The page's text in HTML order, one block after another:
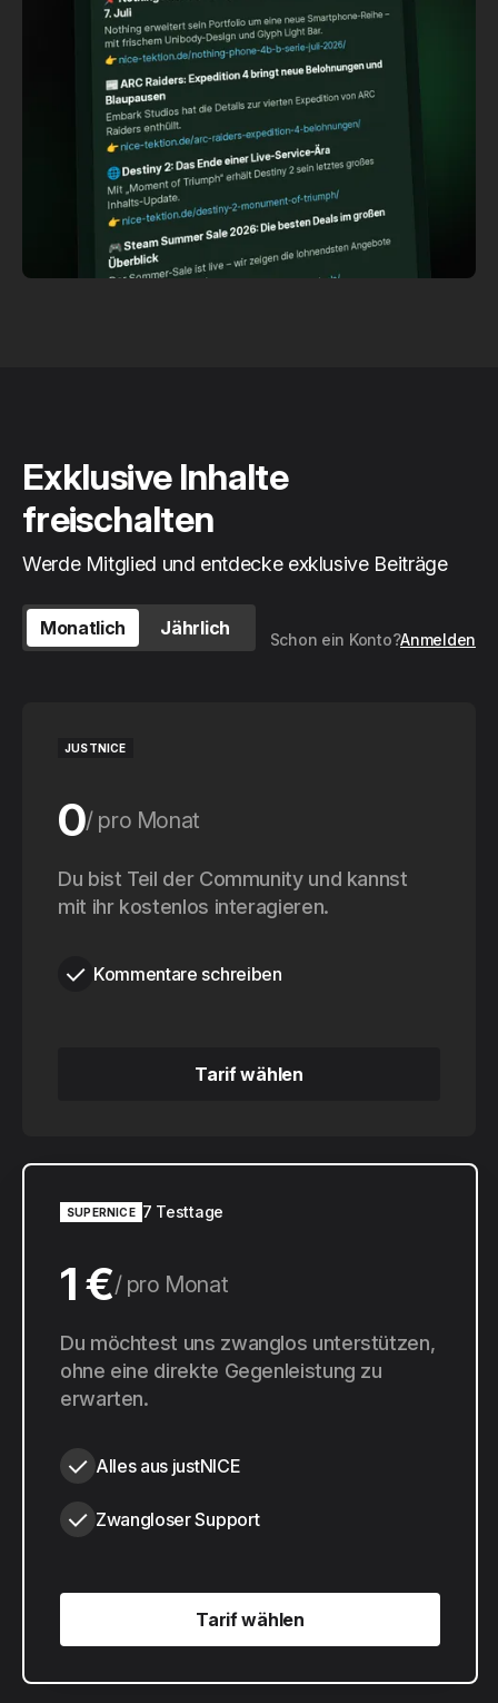
Exklusive Inhalte
freischalten
Werde Mitglied und entdecke exklusive Beiträge
Monatlich Jährlich
Schon ein Konto?Anmelden
JUSTNICE
0 pro Monat
0 pro Jahr
Du bist Teil der Community und kannst
mit ihr kostenlos interagieren.
Kommentare schreiben
Tarif wählen
SUPERNICE 7 Testtage
1 € pro Monat
10 € pro Jahr
Du möchtest uns zwanglos unterstützen,
ohne eine direkte Gegenleistung zu
erwarten.
Alles aus justNICE
Zwangloser Support
Tarif wählen
Tarif wählen